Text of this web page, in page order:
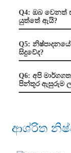
Q4: ඔබ
යුත්තේ ඇයි?
Q5: නිෂ්පාදනයේ
සිදුවේද?
Q6: අපි
පින්තූර ඇසුරුම
ආශ්රිත